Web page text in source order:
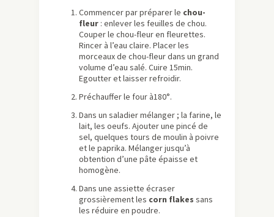
Commencer par préparer le chou-
fleur : enlever les feuilles de chou.
Couper le chou-fleur en fleurettes.
Rincer à l’eau claire. Placer les
morceaux de chou-fleur dans un grand
volume d’eau salé. Cuire 15min.
Egoutter et laisser refroidir.
Préchauffer le four à180°.
Dans un saladier mélanger ; la farine, le
lait, les oeufs. Ajouter une pincé de
sel, quelques tours de moulin à poivre
et le paprika. Mélanger jusqu’à
obtention d’une pâte épaisse et
homogène.
Dans une assiette écraser
grossièrement les corn flakes sans
les réduire en poudre.